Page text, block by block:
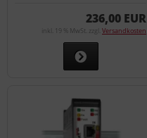
236,00 EUR
inkl. 19 % MwSt. zzgl. Versandkosten